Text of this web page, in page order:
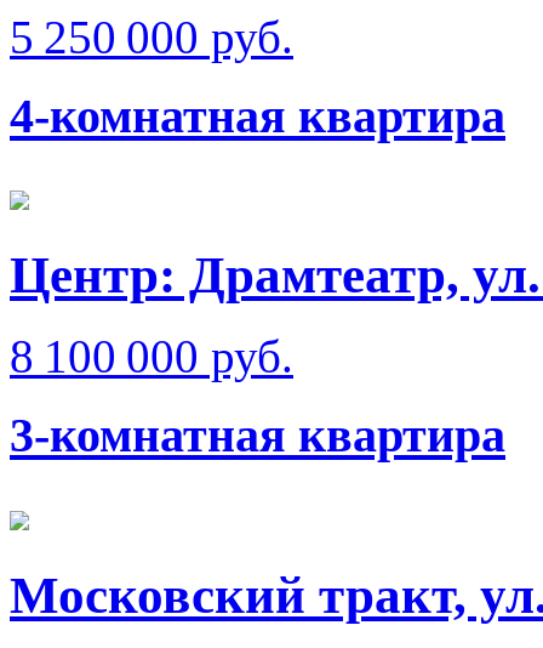
5 250 000 руб.
4-комнатная квартира
Центр: Драмтеатр,
8 100 000 руб.
3-комнатная квартира
Московский тракт,